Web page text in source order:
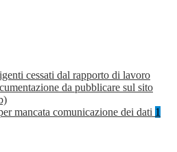
cessati dal rapporto di lavoro
da pubblicare sul sito
mancata comunicazione dei dati 1